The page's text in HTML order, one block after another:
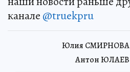
канале @truekpru
Юлия СМИРНОВА
Антон ЮЛАЕВ